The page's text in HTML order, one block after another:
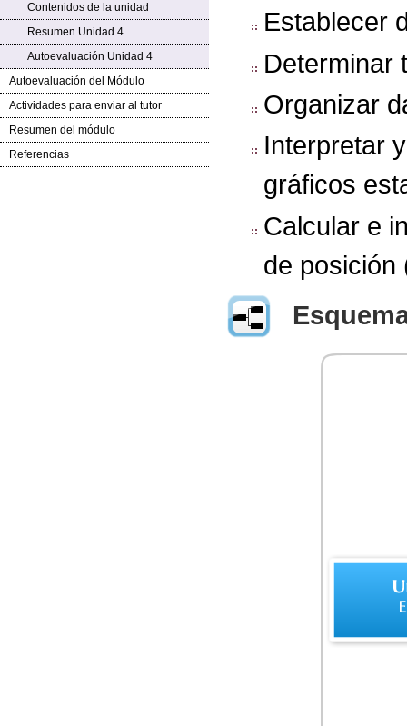
Contenidos de la unidad
Resumen Unidad 4
Autoevaluación Unidad 4
Autoevaluación del Módulo
Actividades para enviar al tutor
Resumen del módulo
Referencias
Establecer
Determinar
Organizar
Interpretar
gráficos
Calcular e
de posición